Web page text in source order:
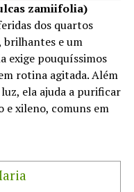
zamiifolia)
dos quartos
brilhantes e um
exige pouquíssimos
rotina agitada. Além
ela ajuda a purificar
e xileno, comuns em